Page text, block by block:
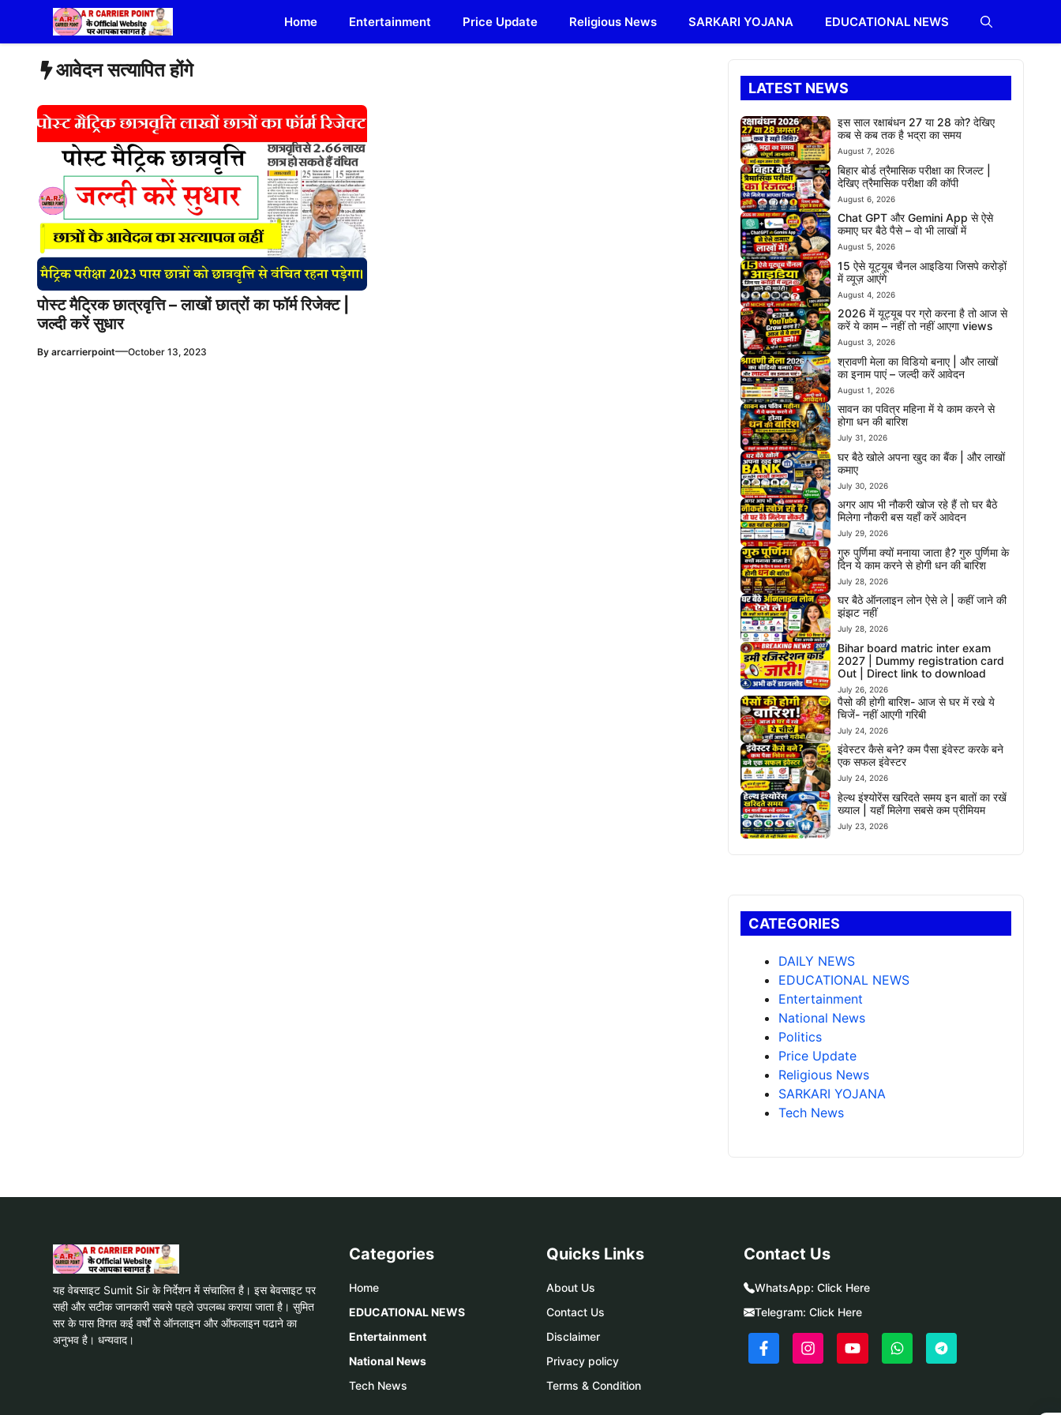
content
Home Entertainment Price Update Religious News SARKARI YOJANA EDUCATIONAL NEWS
आवेदन सत्यापित होंगे
पोस्ट मैट्रिक छात्रवृत्ति – लाखों छात्रों का फॉर्म रिजेक्ट |
जल्दी करें सुधार
By arcarrierpoint—October 13, 2023
LATEST NEWS
इस साल रक्षाबंधन 27 या 28 को? देखिए
कब से कब तक है भद्रा का समय
August 7, 2026
बिहार बोर्ड त्रैमासिक परीक्षा का रिजल्ट |
देखिए त्रैमासिक परीक्षा की कॉपी
August 6, 2026
Chat GPT और Gemini App से ऐसे
कमाए घर बैठे पैसे – वो भी लाखों में
August 5, 2026
15 ऐसे यूट्यूब चैनल आइडिया जिसपे करोड़ों
में व्यूज़ आएंगे
August 4, 2026
2026 में यूट्यूब पर ग्रो करना है तो आज से
करें ये काम – नहीं तो नहीं आएगा views
August 3, 2026
श्रावणी मेला का विडियो बनाए | और लाखों
का इनाम पाएं – जल्दी करें आवेदन
August 1, 2026
सावन का पवित्र महिना में ये काम करने से
होगा धन की बारिश
July 31, 2026
घर बैठे खोले अपना खुद का बैंक | और लाखों
कमाए
July 30, 2026
अगर आप भी नौकरी खोज रहे हैं तो घर बैठे
मिलेगा नौकरी बस यहाँ करें आवेदन
July 29, 2026
गुरु पुर्णिमा क्यों मनाया जाता है? गुरु पुर्णिमा के
दिन ये काम करने से होगी धन की बारिश
July 28, 2026
घर बैठे ऑनलाइन लोन ऐसे ले | कहीं जाने की
झंझट नहीं
July 28, 2026
Bihar board matric inter exam
2027 | Dummy registration card
Out | Direct link to download
July 26, 2026
पैसो की होगी बारिश- आज से घर में रखे ये
चिजें- नहीं आएगी गरिबी
July 24, 2026
इंवेस्टर कैसे बने? कम पैसा इंवेस्ट करके बने
एक सफल इंवेस्टर
July 24, 2026
हेल्थ इंश्योरेंस खरिदते समय इन बातों का रखें
ख्याल | यहाँ मिलेगा सबसे कम प्रीमियम
July 23, 2026
CATEGORIES
DAILY NEWS
EDUCATIONAL NEWS
Entertainment
National News
Politics
Price Update
Religious News
SARKARI YOJANA
Tech News
यह वेबसाइट Sumit Sir के निर्देशन में संचालित है। इस बेवसाइट पर
सही और सटीक जानकारी सबसे पहले उपलब्ध कराया जाता है। सुमित
सर के पास विगत कई वर्षों से ऑनलाइन और ऑफलाइन पढाने का
अनुभव है। धन्यवाद।
Categories
Home
EDUCATIONAL NEWS
Entertainment
National News
Tech News
Quicks Links
About Us
Contact Us
Disclaimer
Privacy policy
Terms & Condition
Contact Us
WhatsApp: Click Here
Telegram: Click Here